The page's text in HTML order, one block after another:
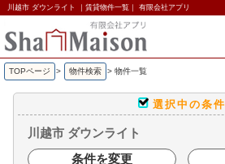
川越市 ダウンライト ｜賃貸物件一覧｜ 有限会社アプリ
TOPページ > 物件検索 > 物件一覧
選択中の条件
川越市 ダウンライト
条件を変更